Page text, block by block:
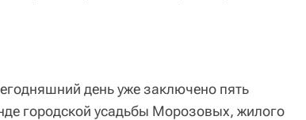
день уже заключено пять
городской усадьбы Морозовых, жилого